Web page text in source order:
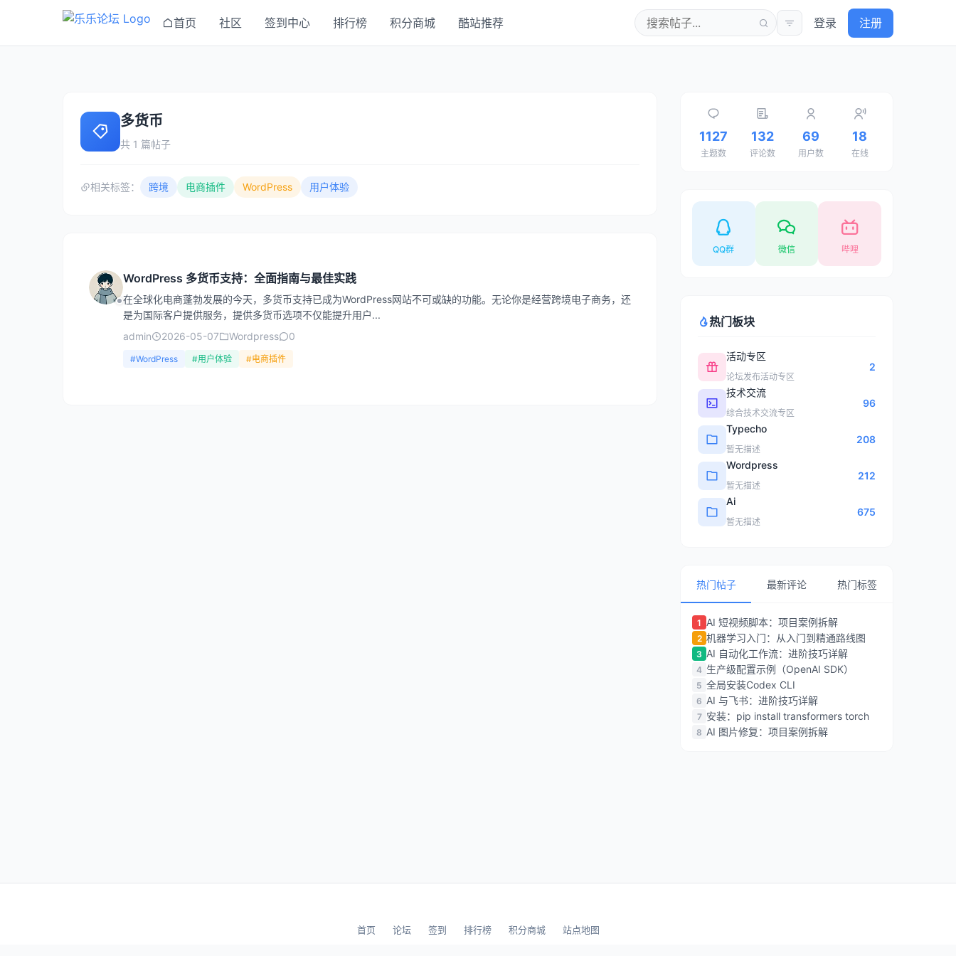
首页 社区 签到中心 排行榜 积分商城 酷站推荐 登录 注册
多货币
共 1 篇帖子
相关标签： 跨境 电商插件 WordPress 用户体验
WordPress 多货币支持：全面指南与最佳实践
在全球化电商蓬勃发展的今天，多货币支持已成为WordPress网站不可或缺的功能。无论你是经营跨境电子商务，还
是为国际客户提供服务，提供多货币选项不仅能提升用户...
admin
2026-05-07 Wordpress 0
#WordPress #用户体验 #电商插件
1127
主题数
132
评论数
69
用户数
18
在线
QQ群 微信 哔哩
热门板块
活动专区
论坛发布活动专区
2
技术交流
综合技术交流专区
96
Typecho
暂无描述
208
Wordpress
暂无描述
212
Ai
暂无描述
675
热门帖子 最新评论 热门标签
1 AI 短视频脚本：项目案例拆解
2 机器学习入门：从入门到精通路线图
3 AI 自动化工作流：进阶技巧详解
4 生产级配置示例（OpenAI SDK）
5 全局安装Codex CLI
6 AI 与飞书：进阶技巧详解
7 安装：pip install transformers torch
8 AI 图片修复：项目案例拆解
首页 论坛 签到 排行榜 积分商城 站点地图